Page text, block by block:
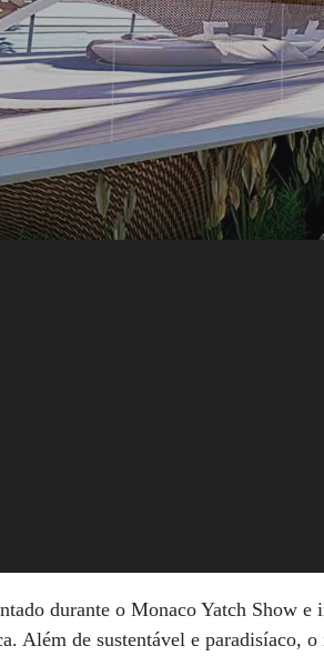
durante o Monaco Yatch Show e
Além de sustentável e paradisíaco,